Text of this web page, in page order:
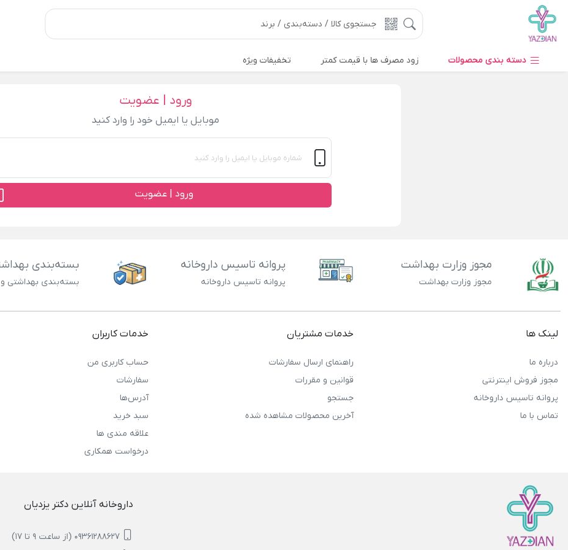
دسته بندی محصولات زود مصرف ها با قیمت کمتر تخفیفات ویژه
ورود | عضویت
موبایل یا ایمیل خود را وارد کنید
ورود | عضویت
مجوز وزارت بهداشت
مجوز وزارت بهداشت
پروانه تاسیس داروخانه
پروانه تاسیس داروخانه
بسته‌بندی
بسته‌بندی بهداشتی
لینک ها
درباره ما
مجوز فروش اینترنتی
پروانه تاسیس داروخانه
تماس با ما
خدمات مشتریان
راهنمای ارسال سفارشات
قوانین و مقررات
جستجو
آخرین محصولات مشاهده شده
خدمات کاربران
حساب کاربری من
سفارشات
آدرس‌ها
سبد خرید
علاقه مندی ها
درخواست همکاری
داروخانه آنلاین دکتر یزدیان
09361288627 (از ساعت 9 تا 17)